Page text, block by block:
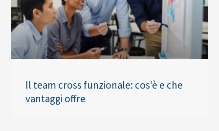
Il team cross funzionale: cos’è e che
vantaggi offre